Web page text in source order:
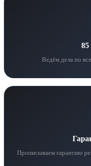
Ведём дела по
Прописываем гарантию